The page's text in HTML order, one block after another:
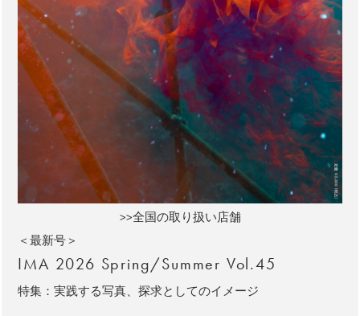
>>全国の取り扱い店舗
＜最新号＞
IMA 2026 Spring/Summer Vol.45
特集：実践する写真、探求としてのイメージ